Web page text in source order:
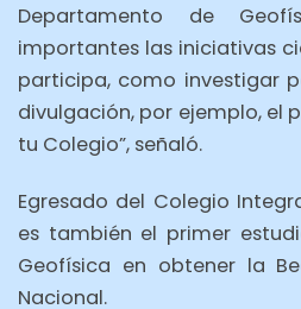
Departamento de
importantes las iniciativas
participa, como investigar
divulgación, por ejemplo, el
tu Colegio”, señaló.
Egresado del Colegio
es también el primer
Geofísica en obtener la
Nacional.